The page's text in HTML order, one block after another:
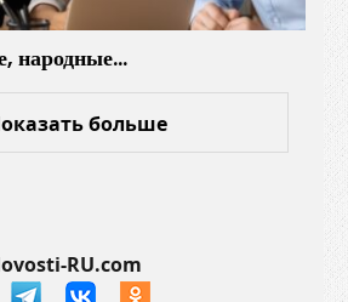
народные…
больше
RU.com